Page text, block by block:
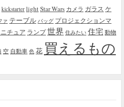
kickstarter lightStar Wars カメラ ガラス ケ
ァ テーブル バッグ プロジェクションマ
ニチュア ランプ世界 住みたい 住宅 動物
空 自動車 色 花 買えるもの